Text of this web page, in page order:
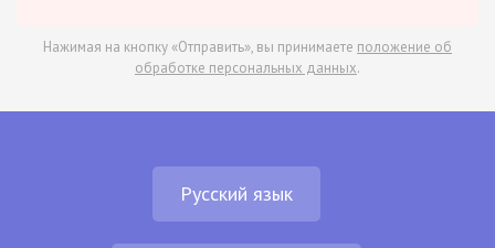
Нажимая на кнопку «Отправить», вы принимаете положение об
обработке персональных данных.
Русский язык